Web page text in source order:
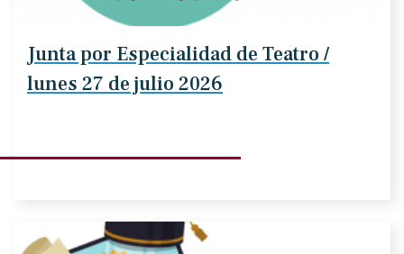
Junta por Especialidad de Teatro /
lunes 27 de julio 2026